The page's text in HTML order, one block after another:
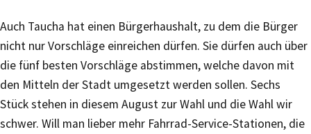
Auch Taucha hat einen Bürgerhaushalt, zu dem die Bürger
nicht nur Vorschläge einreichen dürfen. Sie dürfen auch über
die fünf besten Vorschläge abstimmen, welche davon mit
den Mitteln der Stadt umgesetzt werden sollen. Sechs
Stück stehen in diesem August zur Wahl und die Wahl wir
schwer. Will man lieber mehr Fahrrad-Service-Stationen, die